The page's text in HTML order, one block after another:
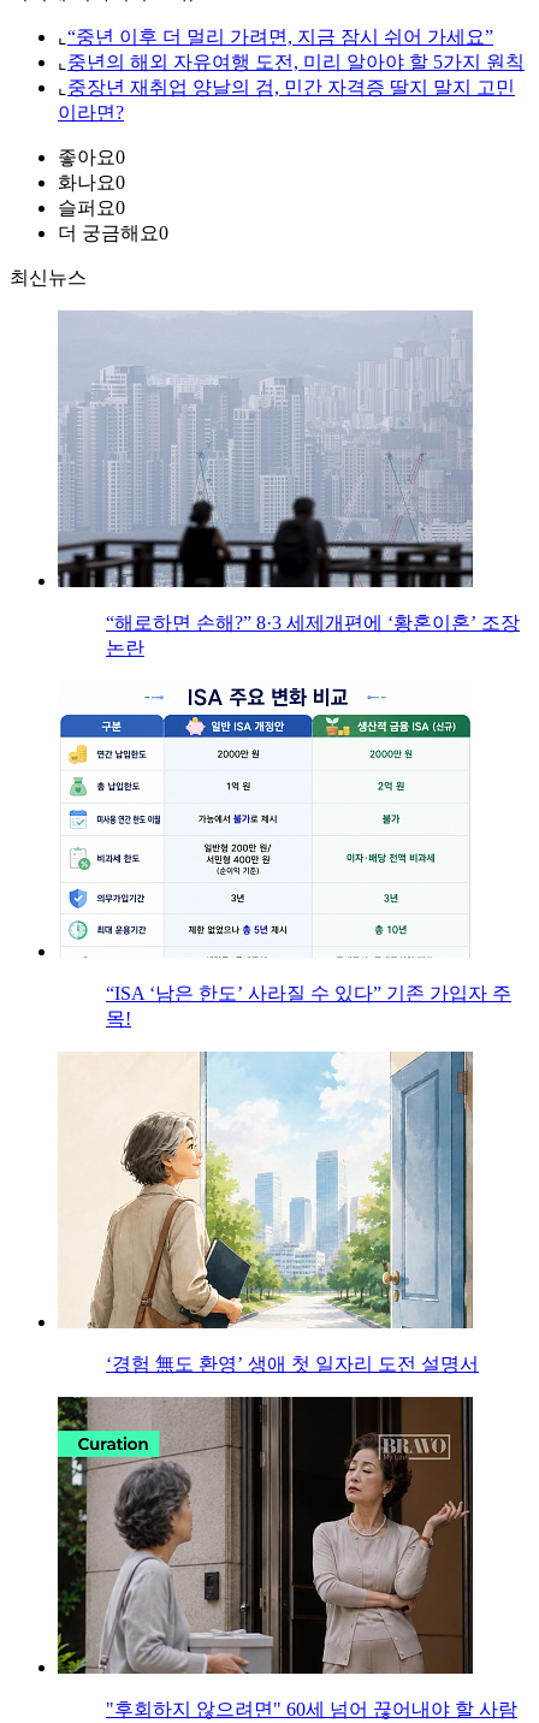
⌞ “중년 이후 더 멀리 가려면, 지금 잠시 쉬어 가세요”
⌞ 중년의 해외 자유여행 도전, 미리 알아야 할 5가지 원칙
⌞ 중장년 재취업 양날의 검, 민간 자격증 딸지 말지 고민
이라면?
좋아요0
화나요0
슬퍼요0
더 궁금해요0
최신뉴스
“해로하면 손해?” 8·3 세제개편에 ‘황혼이혼’ 조장
논란
“ISA ‘남은 한도’ 사라질 수 있다” 기존 가입자 주
목!
‘경험 無도 환영’ 생애 첫 일자리 도전 설명서
"후회하지 않으려면" 60세 넘어 끊어내야 할 사람